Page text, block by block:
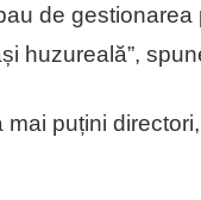
de
huzureală”,
puțini